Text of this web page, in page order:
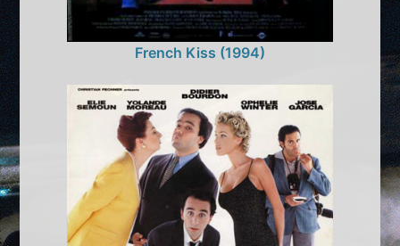
French Kiss (1994)